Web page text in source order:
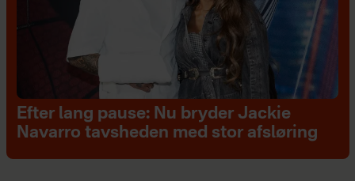
Efter lang pause: Nu bryder Jackie
Navarro tavsheden med stor afsløring